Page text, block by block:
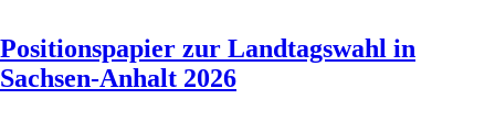
Positionspapier zur Landtagswahl in
Sachsen-Anhalt 2026